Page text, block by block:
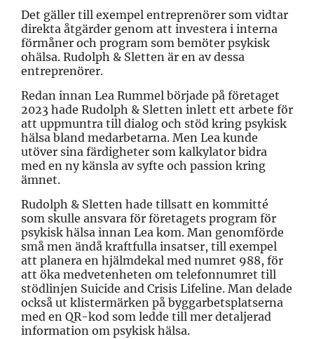
Det gäller till exempel entreprenörer som vidtar
direkta åtgärder genom att investera i interna
förmåner och program som bemöter psykisk
ohälsa. Rudolph & Sletten är en av dessa
entreprenörer.
Redan innan Lea Rummel började på företaget
2023 hade Rudolph & Sletten inlett ett arbete för
att uppmuntra till dialog och stöd kring psykisk
hälsa bland medarbetarna. Men Lea kunde
utöver sina färdigheter som kalkylator bidra
med en ny känsla av syfte och passion kring
ämnet.
Rudolph & Sletten hade tillsatt en kommitté
som skulle ansvara för företagets program för
psykisk hälsa innan Lea kom. Man genomförde
små men ändå kraftfulla insatser, till exempel
att planera en hjälmdekal med numret 988, för
att öka medvetenheten om telefonnumret till
stödlinjen Suicide and Crisis Lifeline. Man delade
också ut klistermärken på byggarbetsplatserna
med en QR-kod som ledde till mer detaljerad
information om psykisk hälsa.